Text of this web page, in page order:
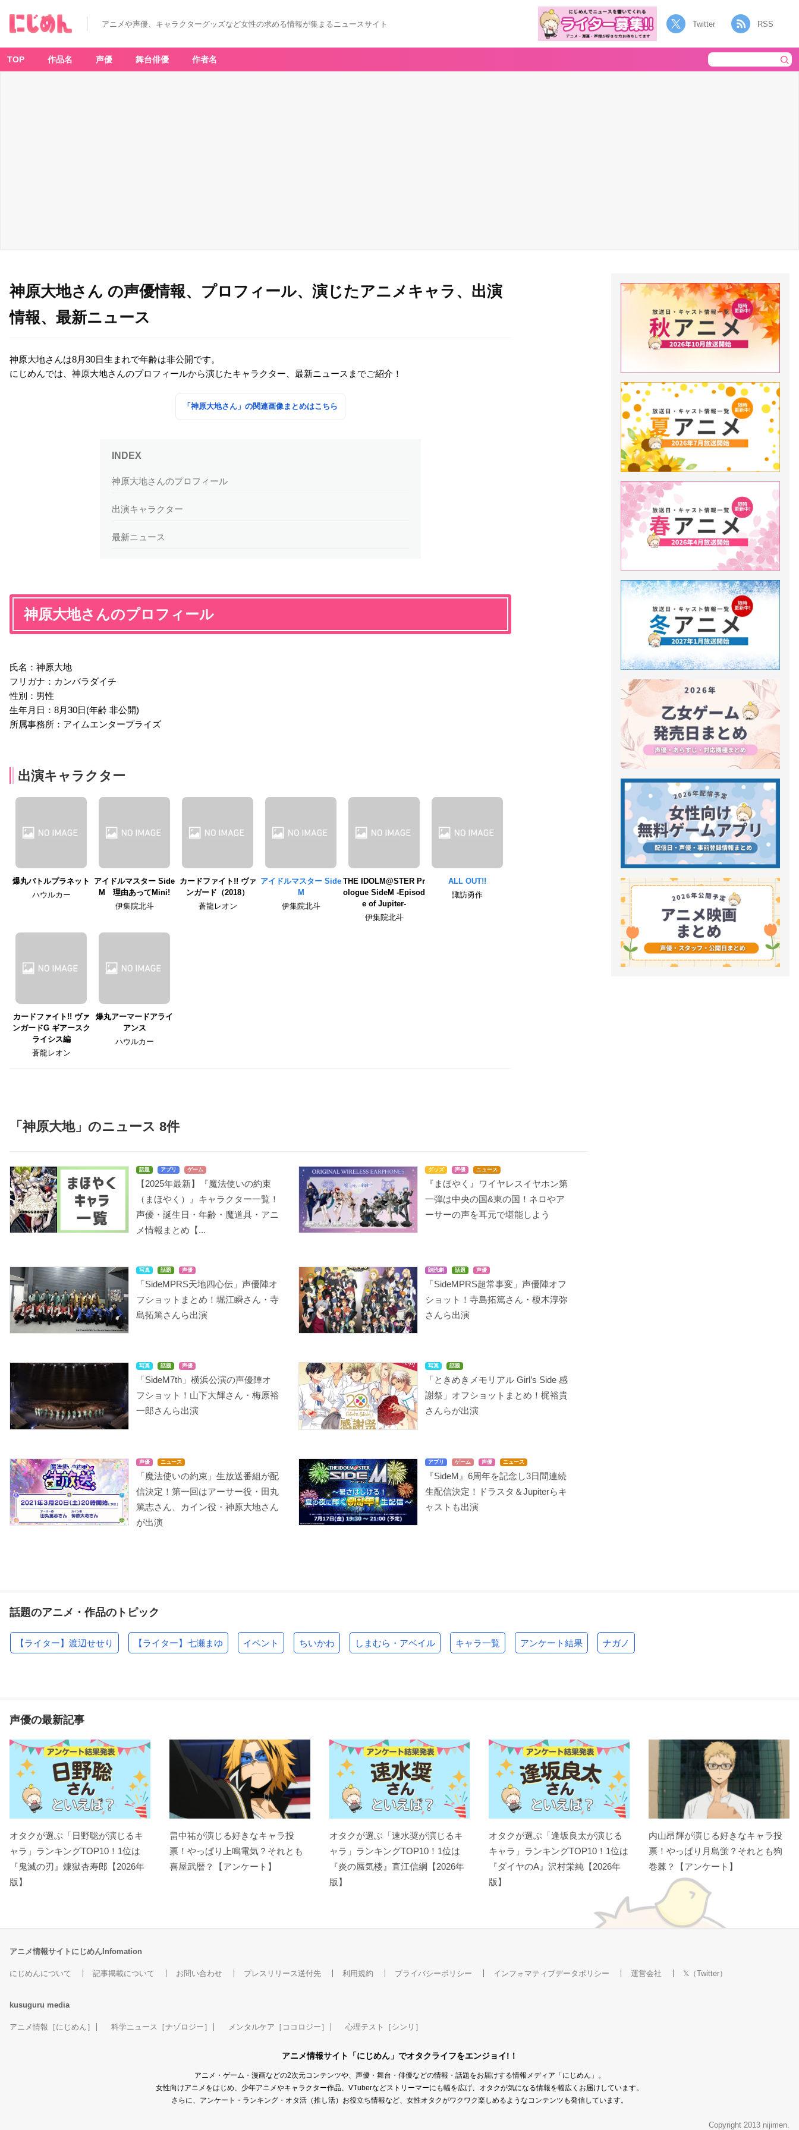
アニメや声優、キャラクターグッズなど女性の求める情報が集まるニュースサイト Twitter RSS
TOP 作品名 声優 舞台俳優 作者名
神原大地さん の声優情報、プロフィール、演じたアニメキャラ、出演
情報、最新ニュース
神原大地さんは8月30日生まれで年齢は非公開です。
にじめんでは、神原大地さんのプロフィールから演じたキャラクター、最新ニュースまでご紹介！
「神原大地さん」の関連画像まとめはこちら
神原大地さんのプロフィール
出演キャラクター
最新ニュース
神原大地さんのプロフィール
氏名：神原大地
フリガナ：カンバラダイチ
性別：男性
生年月日：8月30日(年齢 非公開)
所属事務所：アイムエンタープライズ
出演キャラクター
爆丸バトルプラネット
ハウルカー
アイドルマスター Side
M 理由あってMini!
伊集院北斗
カードファイト!! ヴァ
ンガード（2018）
蒼龍レオン
アイドルマスター Side
M
伊集院北斗
THE IDOLM@STER Pr
ologue SideM -Episod
e of Jupiter-
伊集院北斗
ALL OUT!!
諏訪勇作
カードファイト!! ヴァ
ンガードG ギアースク
ライシス編
蒼龍レオン
爆丸アーマードアライ
アンス
ハウルカー
「神原大地」のニュース 8件
話題 アプリ ゲーム
【2025年最新】『魔法使いの約束
（まほやく）』キャラクター一覧！
声優・誕生日・年齢・魔道具・アニ
メ情報まとめ【...
グッズ 声優 ニュース
『まほやく』ワイヤレスイヤホン第
一弾は中央の国&東の国！ネロやア
ーサーの声を耳元で堪能しよう
写真 話題 声優
「SideMPRS天地四心伝」声優陣オ
フショットまとめ！堀江瞬さん・寺
島拓篤さんら出演
朗読劇 話題 声優
「SideMPRS超常事変」声優陣オフ
ショット！寺島拓篤さん・榎木淳弥
さんら出演
写真 話題 声優
「SideM7th」横浜公演の声優陣オ
フショット！山下大輝さん・梅原裕
一郎さんら出演
写真 話題
「ときめきメモリアル Girl’s Side 感
謝祭」オフショットまとめ！梶裕貴
さんらが出演
声優 ニュース
「魔法使いの約束」生放送番組が配
信決定！第一回はアーサー役・田丸
篤志さん、カイン役・神原大地さん
が出演
アプリ ゲーム 声優 ニュース
『SideM』6周年を記念し3日間連続
生配信決定！ドラスタ＆Jupiterらキ
ャストも出演
話題のアニメ・作品のトピック
【ライター】渡辺せせり 【ライター】七瀬まゆ イベント ちいかわ しまむら・アベイル キャラ一覧 アンケート結果 ナガノ
声優の最新記事
オタクが選ぶ「日野聡が演じるキ
ャラ」ランキングTOP10！1位は
『鬼滅の刃』煉󠄁獄杏寿郎【2026年
版】
畠中祐が演じる好きなキャラ投
票！やっぱり上鳴電気？それとも
喜屋武暦？【アンケート】
オタクが選ぶ「速水奨が演じるキ
ャラ」ランキングTOP10！1位は
『炎の蜃気楼』直江信綱【2026年
版】
オタクが選ぶ「逢坂良太が演じる
キャラ」ランキングTOP10！1位は
『ダイヤのA』沢村栄純【2026年
版】
内山昂輝が演じる好きなキャラ投
票！やっぱり月島蛍？それとも狗
巻棘？【アンケート】
アニメ情報サイトにじめんInfomation
にじめんについて 記事掲載について お問い合わせ プレスリリース送付先 利用規約 プライバシーポリシー インフォマティブデータポリシー 運営会社 𝕏（Twitter）
kusuguru media
アニメ情報［にじめん］ 科学ニュース［ナゾロジー］ メンタルケア［ココロジー］ 心理テスト［シンリ］
アニメ情報サイト「にじめん」でオタクライフをエンジョイ!！
アニメ・ゲーム・漫画などの2次元コンテンツや、声優・舞台・俳優などの情報・話題をお届けする情報メディア「にじめん」。
女性向けアニメをはじめ、少年アニメやキャラクター作品、VTuberなどストリーマーにも幅を広げ、オタクが気になる情報を幅広くお届けしています。
さらに、アンケート・ランキング・オタ活（推し活）お役立ち情報など、女性オタクがワクワク楽しめるようなコンテンツも発信しています。
Copyright 2013 nijimen.